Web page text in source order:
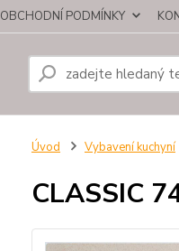
OBCHODNÍ PODMÍNKY
Úvod Vybavení kuchyní
CLASSIC